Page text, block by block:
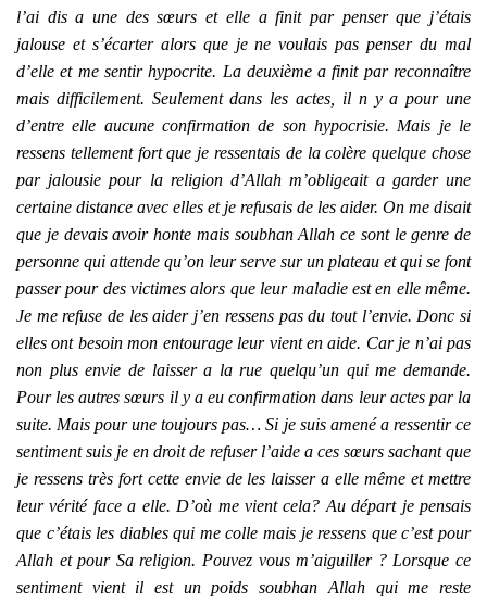
l’ai dis a une des sœurs et elle a finit par penser que j’étais
jalouse et s’écarter alors que je ne voulais pas penser du mal
d’elle et me sentir hypocrite. La deuxième a finit par reconnaître
mais difficilement. Seulement dans les actes, il n y a pour une
d’entre elle aucune confirmation de son hypocrisie. Mais je le
ressens tellement fort que je ressentais de la colère quelque chose
par jalousie pour la religion d’Allah m’obligeait a garder une
certaine distance avec elles et je refusais de les aider. On me disait
que je devais avoir honte mais soubhan Allah ce sont le genre de
personne qui attende qu’on leur serve sur un plateau et qui se font
passer pour des victimes alors que leur maladie est en elle même.
Je me refuse de les aider j’en ressens pas du tout l’envie. Donc si
elles ont besoin mon entourage leur vient en aide. Car je n’ai pas
non plus envie de laisser a la rue quelqu’un qui me demande.
Pour les autres sœurs il y a eu confirmation dans leur actes par la
suite. Mais pour une toujours pas… Si je suis amené a ressentir ce
sentiment suis je en droit de refuser l’aide a ces sœurs sachant que
je ressens très fort cette envie de les laisser a elle même et mettre
leur vérité face a elle. D’où me vient cela? Au départ je pensais
que c’étais les diables qui me colle mais je ressens que c’est pour
Allah et pour Sa religion. Pouvez vous m’aiguiller ? Lorsque ce
sentiment vient il est un poids soubhan Allah qui me reste